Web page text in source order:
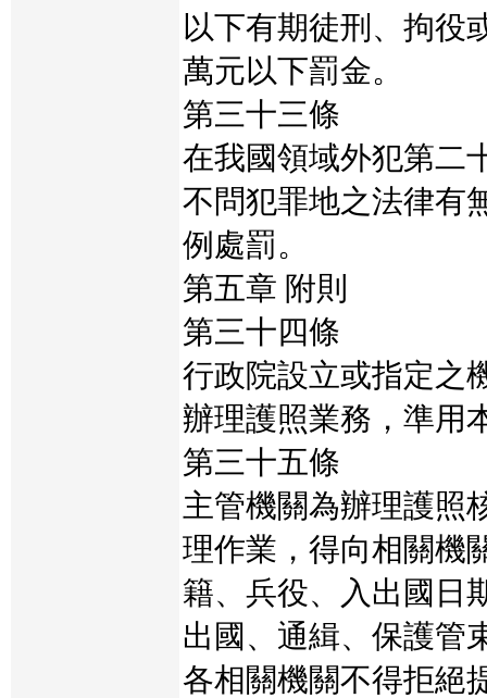
以下有期徒刑、拘役
萬元以下罰金。
第三十三條
在我國領域外犯第二
不問犯罪地之法律有
例處罰。
第五章 附則
第三十四條
行政院設立或指定之
辦理護照業務，準用
第三十五條
主管機關為辦理護照
理作業，得向相關機
籍、兵役、入出國日
出國、通緝、保護管
各相關機關不得拒絕